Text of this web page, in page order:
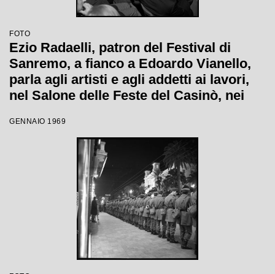
FOTO
Ezio Radaelli, patron del Festival di
Sanremo, a fianco a Edoardo Vianello,
parla agli artisti e agli addetti ai lavori,
nel Salone delle Feste del Casinò, nei
GENNAIO 1969